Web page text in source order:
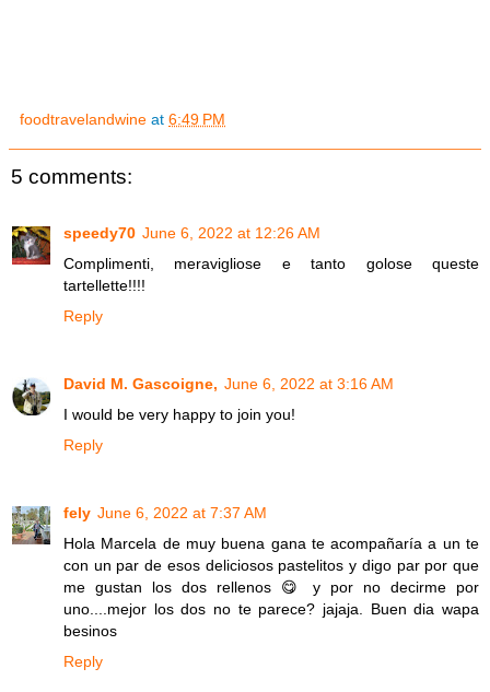
foodtravelandwine at 6:49 PM
5 comments:
speedy70 June 6, 2022 at 12:26 AM
Complimenti, meravigliose e tanto golose queste
tartellette!!!!
Reply
David M. Gascoigne, June 6, 2022 at 3:16 AM
I would be very happy to join you!
Reply
fely June 6, 2022 at 7:37 AM
Hola Marcela de muy buena gana te acompañaría a un te
con un par de esos deliciosos pastelitos y digo par por que
me gustan los dos rellenos 😋 y por no decirme por
uno....mejor los dos no te parece? jajaja. Buen dia wapa
besinos
Reply